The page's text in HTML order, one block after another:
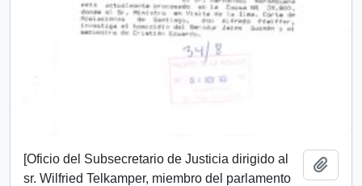
[Oficio del Subsecretario de Justicia dirigido al
sr. Wilfried Telkamper, miembro del parlamento